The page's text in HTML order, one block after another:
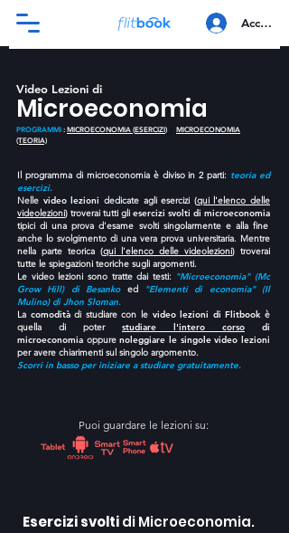
Accedi
Video Lezioni di
Microeconomia
PROGRAMMI : MICROECONOMIA (ESERCIZI)
MICROECONOMIA
(TEORIA)
Il programma di microeconomia è diviso in 2 parti: teoria ed
esercizi.
Nelle video lezioni dedicate agli esercizi (qui l'elenco delle
videolezioni) troverai tutti gli esercizi svolti di microeconomia
tipici di una prova d'esame svolti singolarmente e alla fine
anche lo svolgimento di una vera prova universitaria. Mentre
nella parte teorica (qui l'elenco delle videolezioni) troverai
tutte le spiegazioni teoriche sugli argomenti.
Le video lezioni sono tratte dai testi: "Microeconomia" (Mc
Grow Hill) di Besankoed "Elementi di economia" (Il
Mulino) di Jhon Sloman.
La comoditàdi studiare con le video lezioni di Flitbook è
quella di poter studiare l'intero corso di
microeconomia oppurenoleggiare le singole video lezioni
per avere chiarimenti sul singolo argomento.
Scorri in basso per iniziare a studiare gratuitamente.
Puoi guardare le lezioni su:
Esercizi svoltidi Microeconomia.